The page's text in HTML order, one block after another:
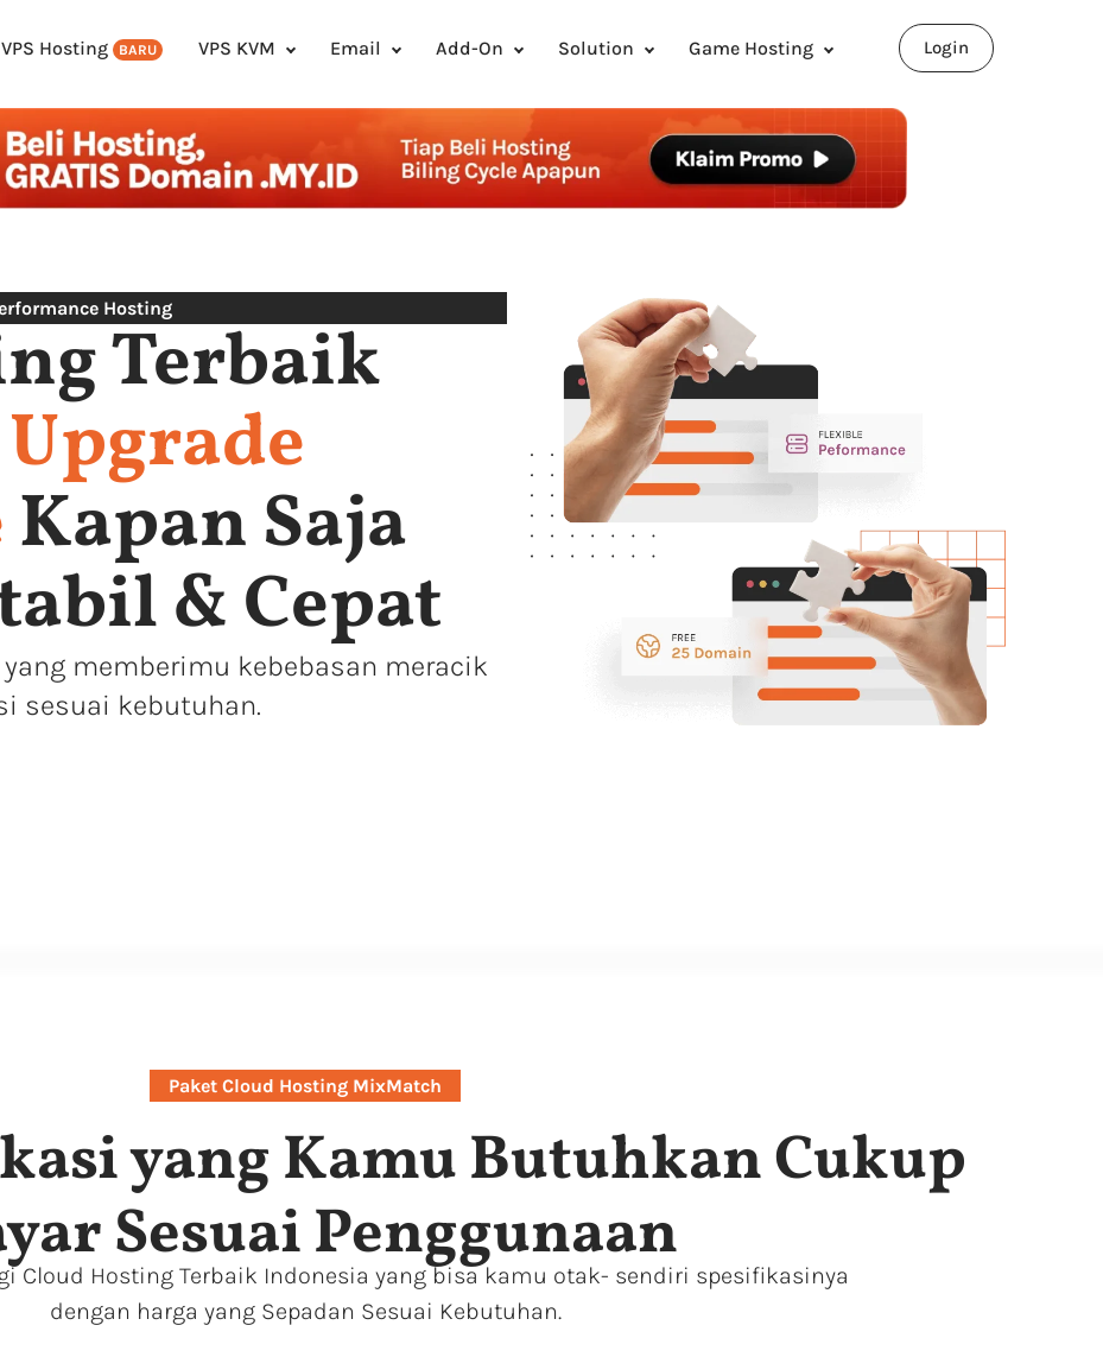
VPS Hosting BARU VPS KVM Email Add-On Solution Game Hosting Login
Hosting
Terbaik
Kapan Saja
& Cepat
memberimu kebebasan meracik
sesuai kebutuhan.
Paket Cloud Hosting MixMatch
yang Kamu Butuhkan Cukup
Sesuai Penggunaan
Cloud Hosting Terbaik Indonesia yang bisa kamu otak- sendiri spesifikasinya
dengan harga yang Sepadan Sesuai Kebutuhan.